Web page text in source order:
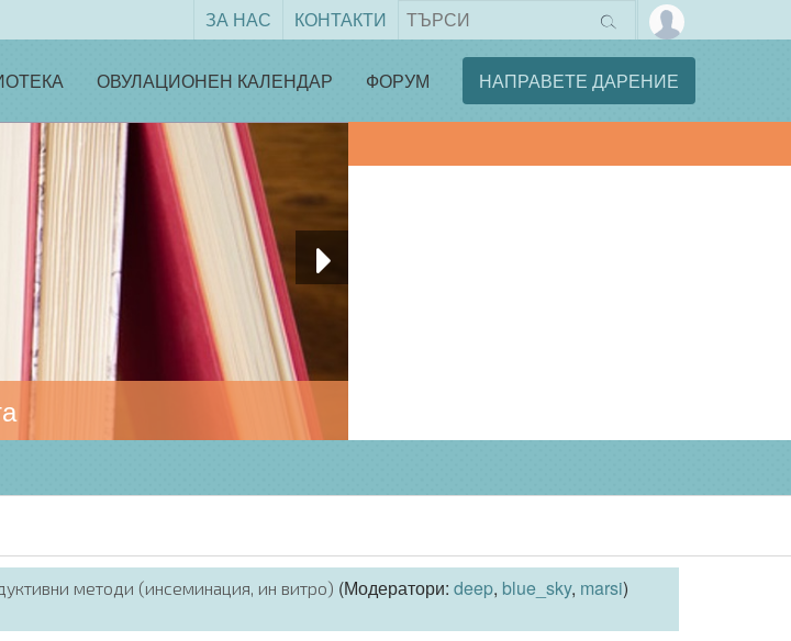
ЗА НАС КОНТАКТИ
ОВУЛАЦИОНЕН КАЛЕНДАР ФОРУМ НАПРАВЕТЕ ДАРЕНИЕ
методи (инсеминация, ин витро) (Модератори:deep, blue_sky, marsi)